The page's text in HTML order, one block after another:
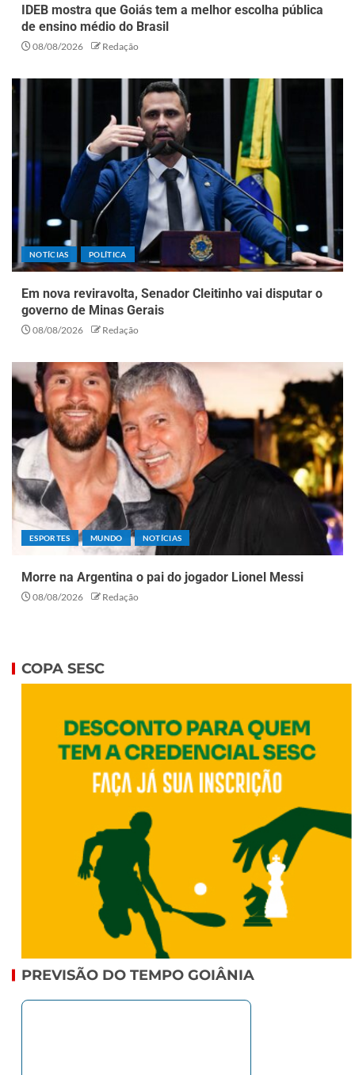
IDEB mostra que Goiás tem a melhor escolha pública
de ensino médio do Brasil
08/08/2026 Redação
NOTÍCIAS POLÍTICA
Em nova reviravolta, Senador Cleitinho vai disputar o
governo de Minas Gerais
08/08/2026 Redação
ESPORTES MUNDO NOTÍCIAS
Morre na Argentina o pai do jogador Lionel Messi
08/08/2026 Redação
COPA SESC
PREVISÃO DO TEMPO GOIÂNIA